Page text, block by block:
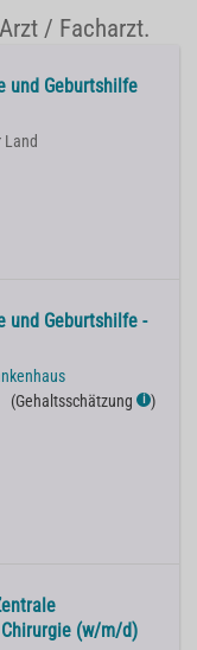
/ Facharzt.
und Geburtshilfe
und Geburtshilfe -
(Gehaltsschätzung ℹ )
(w/m/d)